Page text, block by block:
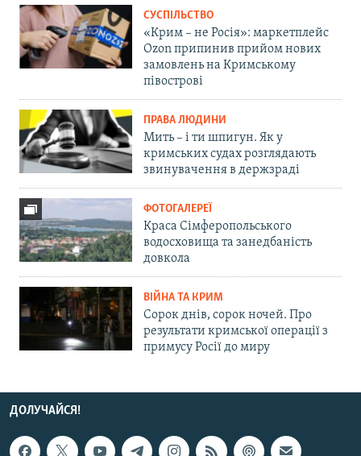
СУСПІЛЬСТВО
«Крим – не Росія»: маркетплейс
Ozon припинив прийом нових
замовлень на Кримському
півострові
ПРАВА ЛЮДИНИ
Мить – і ти шпигун. Як у
кримських судах розглядають
звинувачення в держзраді
ФОТОГАЛЕРЕЇ
Краса Сімферопольського
водосховища та занедбаність
довкола
ВІЙНА ТА КРИМ
Сорок днів, сорок ночей. Про
результати кримської операції з
примусу Росії до миру
ДОЛУЧАЙСЯ!